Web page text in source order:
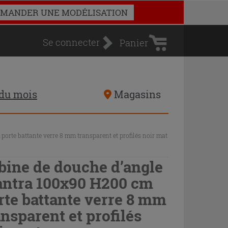
UNE MODÉLISATION
Se connecter
Panier
d'achat
Panier
mois Magasins
porte battante verre 8 mm transparent et profilés noir mat
de douche d’angle
100x90 H200 cm
battante verre 8 mm
et profilés